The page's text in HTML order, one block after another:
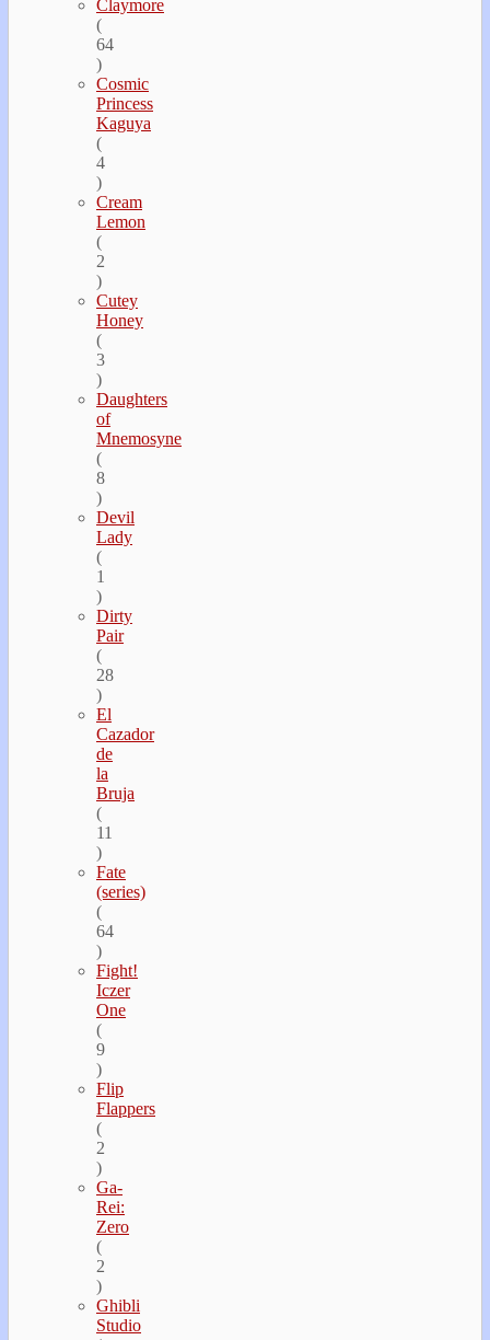
Claymore
(
64
)
Cosmic
Princess
Kaguya
(
4
)
Cream
Lemon
(
2
)
Cutey
Honey
(
3
)
Daughters
of
Mnemosyne
(
8
)
Devil
Lady
(
1
)
Dirty
Pair
(
28
)
El
Cazador
de
la
Bruja
(
11
)
Fate
(series)
(
64
)
Fight!
Iczer
One
(
9
)
Flip
Flappers
(
2
)
Ga-
Rei:
Zero
(
2
)
Ghibli
Studio